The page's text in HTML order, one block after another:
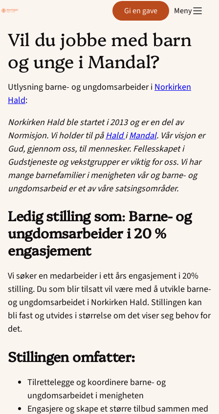
Hopp
innhold
Agder Gi en gave Meny
Vil du jobbe med barn
og unge i Mandal?
Utlysning barne- og ungdomsarbeider iNorkirken
Hald:
Norkirken Hald ble startet i 2013 og er en del av
Normisjon. Vi holder til påHaldiMandal. Vår visjon er
Gud, gjennom oss, til mennesker. Fellesskapet i
Gudstjeneste og vekstgrupper er viktig for oss. Vi har
mange barnefamilier i menigheten vår og barne- og
ungdomsarbeid er et av våre satsingsområder.
Ledig stilling som:Barne- og
ungdomsarbeider i 20 %
engasjement
Vi søker en medarbeider i ett års engasjement i 20%
stilling. Du som blir tilsatt vil være med å utvikle barne-
og ungdomsarbeidet i Norkirken Hald. Stillingen kan
bli fast og utvides i størrelse om det viser seg behov for
det.
Stillingen omfatter:
Tilrettelegge og koordinere barne- og
ungdomsarbeidet i menigheten
Engasjere og skape et større tilbud sammen med